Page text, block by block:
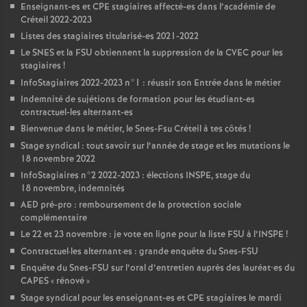
Enseignant-es etCPE stagiaires affecté-es dans l’académie de
Créteil 2022-2023
Listes des stagiaires titularisé-es 2021-2022
LeSNESet la FSU obtiennent la suppression de la CVEC pour les
stagiaires !
InfoStagiaires 2022-2023 n°1 : réussir son Entrée dans le métier
Indemnité de sujétions de formation pour les étudiant-es
contractuel-les alternant-es
Bienvenue dans le métier, le Snes-Fsu Créteil à tes côtés !
Stage syndical : tout savoir sur l’année de stage et les mutations le
18 novembre 2022
InfoStagiaires n°2 2022-2023 : élections INSPE, stage du
18 novembre, indemnités
AED pré-pro : remboursement de la protection sociale
complémentaire
Le 22 et 23 novembre : je vote en ligne pour la liste FSU à l’INSPE !
Contractuel·les alternant·es : grande enquête du Snes-FSU
Enquête du Snes-FSU sur l’oral d’entretien auprès des lauréat•es du
CAPES« rénové»
Stage syndical pour les enseignant-es etCPE stagiaires le mardi